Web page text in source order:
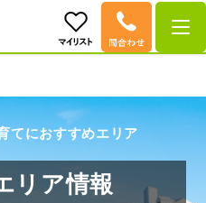
てにおすすめエリア
リア情報